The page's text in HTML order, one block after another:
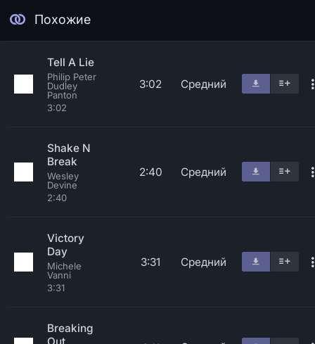
Похожие
Tell A Lie
Philip Peter
Dudley
Panton
3:02
3:02 Средний
Shake N
Break
Wesley
Devine
2:40
2:40 Средний
Victory
Day
Michele
Vanni
3:31
3:31 Средний
Breaking